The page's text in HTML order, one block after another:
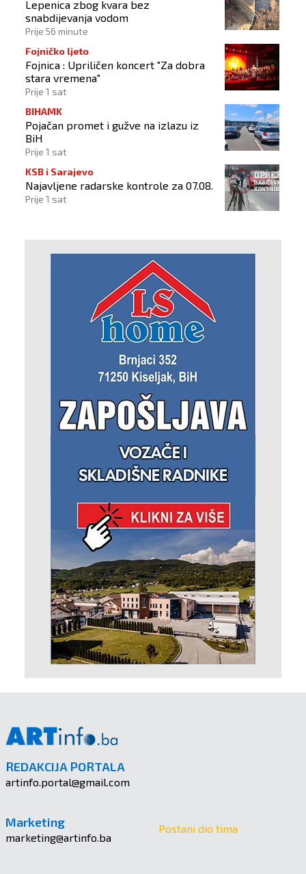
Lepenica zbog kvara bez
snabdijevanja vodom
Prije 56 minute
Fojničko ljeto
Fojnica : Upriličen koncert "Za dobra
stara vremena"
Prije 1 sat
BIHAMK
Pojačan promet i gužve na izlazu iz
BiH
Prije 1 sat
KSB i Sarajevo
Najavljene radarske kontrole za 07.08.
Prije 1 sat
REDAKCIJA PORTALA
artinfo.portal@gmail.com
Marketing
marketing@artinfo.ba
Postani dio tima